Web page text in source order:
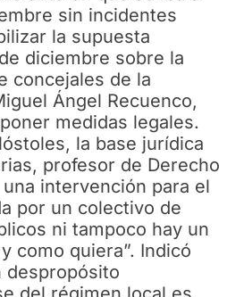
sin incidentes
la supuesta
diciembre sobre la
concejales de la
Ángel Recuenco,
medidas legales.
la base jurídica
profesor de Derecho
intervención para el
por un colectivo de
ni tampoco hay un
como quiera”. Indicó
despropósito